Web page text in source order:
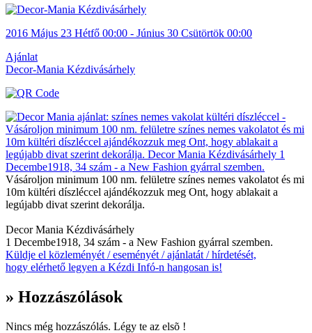
2016 Május 23 Hétfő 00:00 - Június 30 Csütörtök 00:00
Ajánlat
Decor-Mania Kézdivásárhely
Vásároljon minimum 100 nm. felületre színes nemes vakolatot és mi
10m kültéri díszléccel ajándékozzuk meg Ont, hogy ablakait a
legújabb divat szerint dekorálja.
Decor Mania Kézdivásárhely
1 Decembe1918, 34 szám - a New Fashion gyárral szemben.
Küldje el közleményét / eseményét / ajánlatát / hírdetését,
hogy elérhető legyen a Kézdi Infó-n hangosan is!
» Hozzászólások
Nincs még hozzászólás. Légy te az elsõ !